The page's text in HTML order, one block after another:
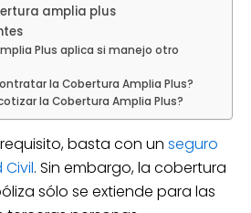
amplia plus
Plus aplica si manejo otro
la Cobertura Amplia Plus?
la Cobertura Amplia Plus?
basta con un seguro
. Sin embargo, la cobertura
sólo se extiende para las